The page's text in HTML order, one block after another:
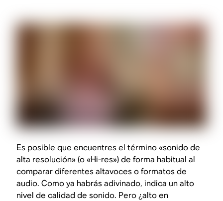
Es posible que encuentres el término «sonido de
alta resolución» (o «Hi-res») de forma habitual al
comparar diferentes altavoces o formatos de
audio. Como ya habrás adivinado, indica un alto
nivel de calidad de sonido. Pero ¿alto en